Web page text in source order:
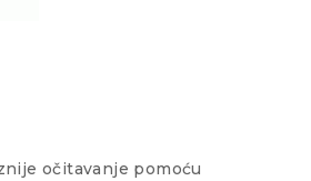
očitavanje pomoću